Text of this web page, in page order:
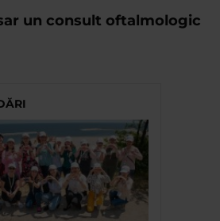
un consult oftalmologic